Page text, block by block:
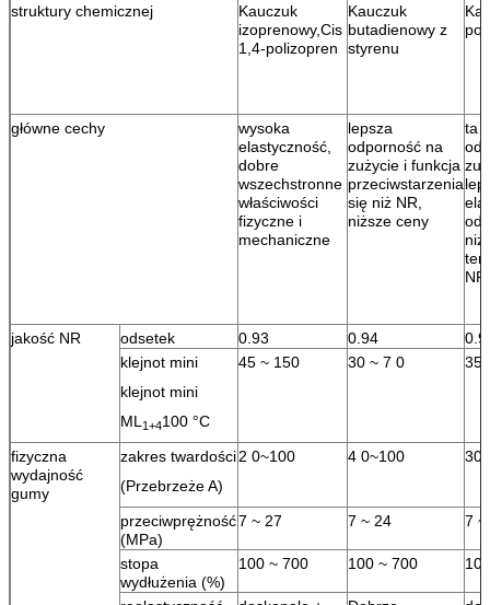
struktury chemicznej
Kauczuk
izoprenowy,Cis
1,4-polizopren
Kauczuk
butadienowy z
styrenu
główne cechy
wysoka
elastyczność,
dobre
wszechstronne
właściwości
fizyczne i
mechaniczne
lepsza
odporność na
zużycie i funkcja
przeciwstarzenia
się niż NR,
niższe ceny
ta
NR
jakość NR odsetek 0.93 0.94
klejnot mini
klejnot mini
ML 1+4100 °C
45 ~ 150 30 ~ 7 0 35
fizyczna
wydajność
gumy
zakres twardości
(Przebrzeże A)
2 0~100 4 0~100 30
przeciwprężność
(MPa)
7 ~ 27 7 ~ 24 7 ~
stopa
wydłużenia (%)
100 ~ 700 100 ~ 700